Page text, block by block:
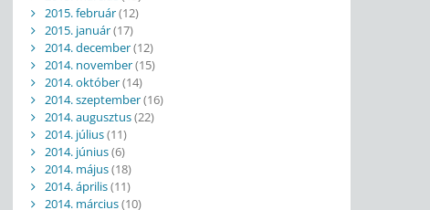
2015. február(12)
2015. január(17)
2014. december(12)
2014. november(15)
2014. október(14)
2014. szeptember(16)
2014. augusztus(22)
2014. július(11)
2014. június(6)
2014. május(18)
2014. április(11)
2014. március(10)